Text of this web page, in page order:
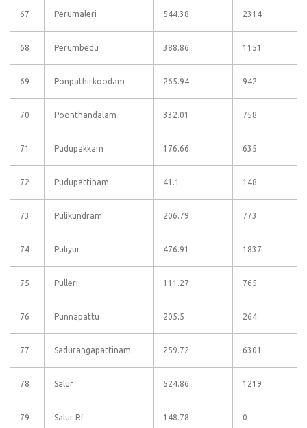
67 Perumaleri 544.38 2314
68 Perumbedu 388.86 1151
69 Ponpathirkoodam 265.94 942
70 Poonthandalam 332.01 758
71 Pudupakkam 176.66 635
72 Pudupattinam 41.1 148
73 Pulikundram 206.79 773
74 Puliyur 476.91 1837
75 Pulleri 111.27 765
76 Punnapattu 205.5 264
77 Sadurangapattinam 259.72 6301
78 Salur 524.86 1219
79 Salur Rf 148.78 0